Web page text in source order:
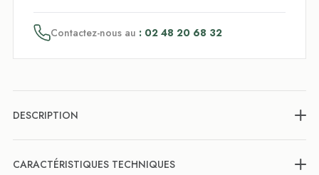
Contactez-nous au : 02 48 20 68 32
DESCRIPTION
CARACTÉRISTIQUES TECHNIQUES